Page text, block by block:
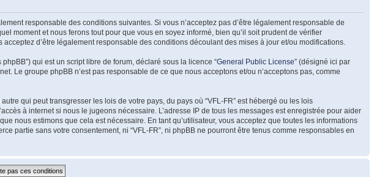
responsable des conditions suivantes. Si vous n’acceptez pas d’être légalement responsable de
moment et nous ferons tout pour que vous en soyez informé, bien qu’il soit prudent de vérifier
d’être légalement responsable des conditions découlant des mises à jour et/ou modifications.
phpBB”) qui est un script libre de forum, déclaré sous la licence “General Public License” (désigné ici par
Le groupe phpBB n’est pas responsable de ce que nous acceptons et/ou n’acceptons pas, comme
qui peut transgresser les lois de votre pays, du pays où “VFL-FR” est hébergé ou les lois
à internet si nous le jugeons nécessaire. L’adresse IP de tous les messages est enregistrée pour aider
nous estimons que cela est nécessaire. En tant qu’utilisateur, vous acceptez que toutes les informations
partie sans votre consentement, ni “VFL-FR”, ni phpBB ne pourront être tenus comme responsables en